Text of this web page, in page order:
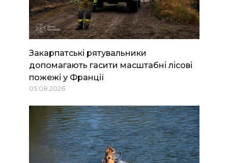
Закарпатські рятувальники
допомагають гасити масштабні лісові
пожежі у Франції
05.08.2026